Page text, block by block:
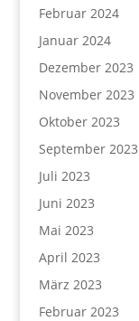
Februar 2024
Januar 2024
Dezember 2023
November 2023
Oktober 2023
September 2023
Juli 2023
Juni 2023
Mai 2023
April 2023
März 2023
Februar 2023